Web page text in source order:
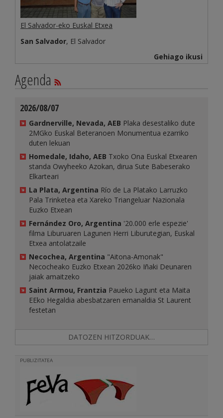
El Salvador-eko Euskal Etxea
San Salvador, El Salvador
Gehiago ikusi
Agenda
2026/08/07
Gardnerville, Nevada, AEB Plaka desestaliko dute
2MGko Euskal Beteranoen Monumentua ezarriko
duten lekuan
Homedale, Idaho, AEB Txoko Ona Euskal Etxearen
standa Owyheeko Azokan, dirua Sute Babeserako
Elkarteari
La Plata, Argentina Río de La Platako Larruzko
Pala Trinketea eta Xareko Triangeluar Nazionala
Euzko Etxean
Fernández Oro, Argentina '20.000 erle espezie'
filma Liburuaren Lagunen Herri Liburutegian, Euskal
Etxea antolatzaile
Necochea, Argentina "Aitona-Amonak"
Necocheako Euzko Etxean 2026ko Iñaki Deunaren
jaiak amaitzeko
Saint Armou, Frantzia Paueko Lagunt eta Maita
EEko Hegaldia abesbatzaren emanaldia St Laurent
festetan
DATOZEN HITZORDUAK…
PUBLIZITATEA